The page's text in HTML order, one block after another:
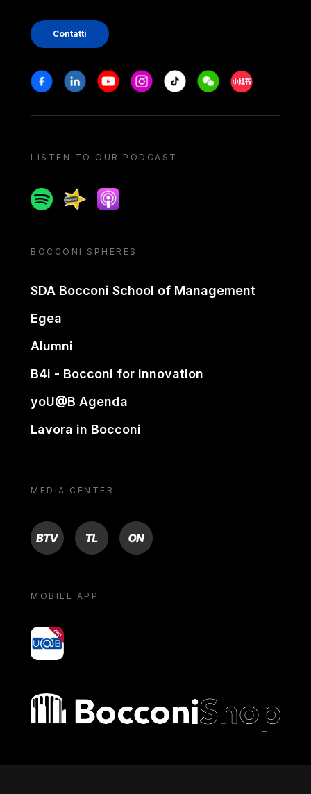
Contatti
Stay in touch
FacebookLinkedinYoutubeInstagram
Tiktok WeechatXiaohongshu/
LISTEN TO OUR PODCAST
SpotifySpreakerApple podcast
BOCCONI SPHERES
SDA Bocconi School of Management
Egea
Alumni
B4i - Bocconi for innovation
yoU@B Agenda
Lavora in Bocconi
MEDIA CENTER
BTV TL ON
MOBILE APP
yoU@B
Bocconi shop